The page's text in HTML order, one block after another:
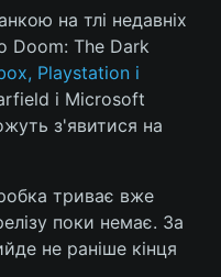
на тлі недавніх
Doom: The Dark
Playstation і
і Microsoft
з'явитися на
триває вже
поки немає. За
не раніше кінця